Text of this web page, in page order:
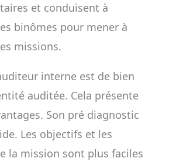
et conduisent à
binômes pour mener à
missions.
interne est de bien
auditée. Cela présente
Son pré diagnostic
Les objectifs et les
la mission sont plus faciles